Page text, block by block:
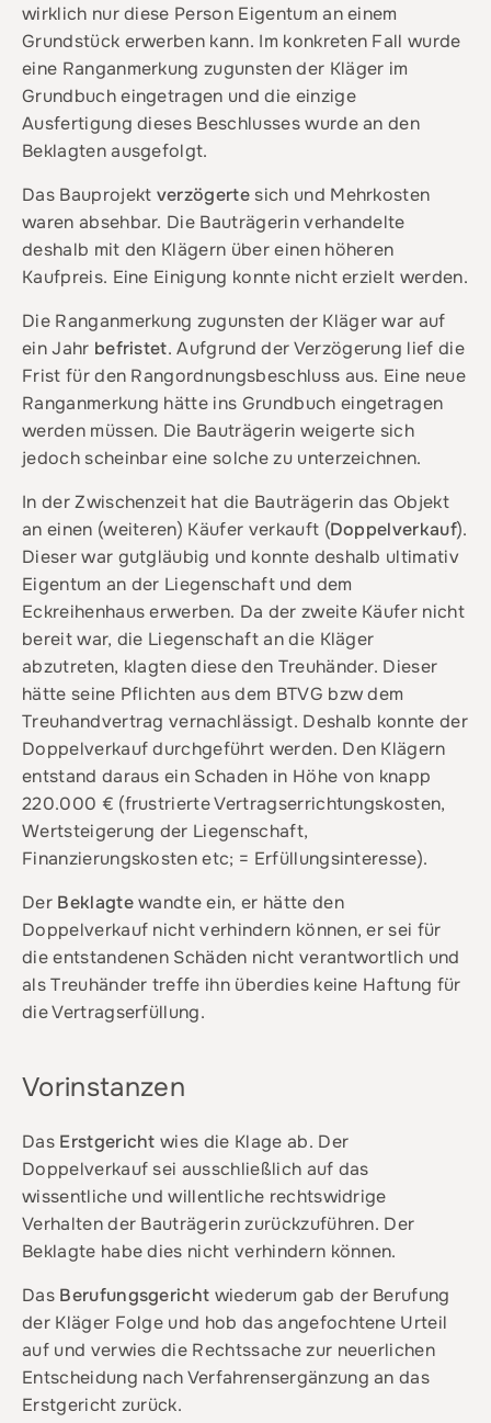
wirklich nur diese Person Eigentum an einem
Grundstück erwerben kann. Im konkreten Fall wurde
eine Ranganmerkung zugunsten der Kläger im
Grundbuch eingetragen und die einzige
Ausfertigung dieses Beschlusses wurde an den
Beklagten ausgefolgt.
Das Bauprojekt verzögerte sich und Mehrkosten
waren absehbar. Die Bauträgerin verhandelte
deshalb mit den Klägern über einen höheren
Kaufpreis. Eine Einigung konnte nicht erzielt werden.
Die Ranganmerkung zugunsten der Kläger war auf
ein Jahr befristet. Aufgrund der Verzögerung lief die
Frist für den Rangordnungsbeschluss aus. Eine neue
Ranganmerkung hätte ins Grundbuch eingetragen
werden müssen. Die Bauträgerin weigerte sich
jedoch scheinbar eine solche zu unterzeichnen.
In der Zwischenzeit hat die Bauträgerin das Objekt
an einen (weiteren) Käufer verkauft (Doppelverkauf).
Dieser war gutgläubig und konnte deshalb ultimativ
Eigentum an der Liegenschaft und dem
Eckreihenhaus erwerben. Da der zweite Käufer nicht
bereit war, die Liegenschaft an die Kläger
abzutreten, klagten diese den Treuhänder. Dieser
hätte seine Pflichten aus dem BTVG bzw dem
Treuhandvertrag vernachlässigt. Deshalb konnte der
Doppelverkauf durchgeführt werden. Den Klägern
entstand daraus ein Schaden in Höhe von knapp
220.000 € (frustrierte Vertragserrichtungskosten,
Wertsteigerung der Liegenschaft,
Finanzierungskosten etc; = Erfüllungsinteresse).
Der Beklagtewandte ein, er hätte den
Doppelverkauf nicht verhindern können, er sei für
die entstandenen Schäden nicht verantwortlich und
als Treuhänder treffe ihn überdies keine Haftung für
die Vertragserfüllung.
Vorinstanzen
Das Erstgericht wies die Klage ab. Der
Doppelverkauf sei ausschließlich auf das
wissentliche und willentliche rechtswidrige
Verhalten der Bauträgerin zurückzuführen. Der
Beklagte habe dies nicht verhindern können.
Das Berufungsgericht wiederum gab der Berufung
der Kläger Folge und hob das angefochtene Urteil
auf und verwies die Rechtssache zur neuerlichen
Entscheidung nach Verfahrensergänzung an das
Erstgericht zurück.